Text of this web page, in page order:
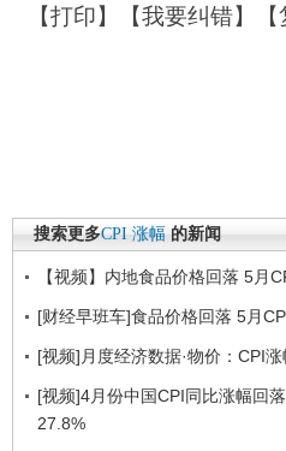
【打印】【我要纠错】【
搜索更多CPI 涨幅 的新闻
【视频】内地食品价格回落 5月
[财经早班车]食品价格回落 5月
[视频]月度经济数据·物价：CPI
[视频]4月份中国CPI同比涨幅回
27.8%